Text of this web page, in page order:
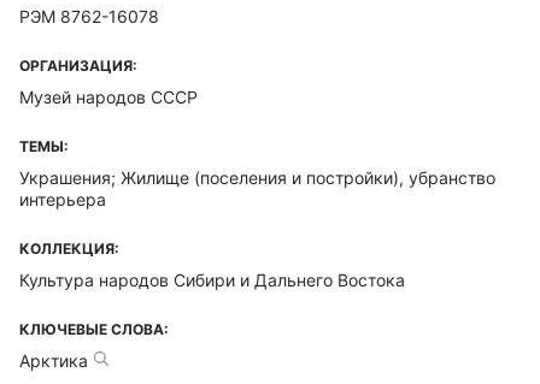
РЭМ 8762-16078
ОРГАНИЗАЦИЯ:
Музей народов СССР
ТЕМЫ:
Украшения; Жилище (поселения и постройки), убранство
интерьера
КОЛЛЕКЦИЯ:
Культура народов Сибири и Дальнего Востока
КЛЮЧЕВЫЕ СЛОВА:
Арктика